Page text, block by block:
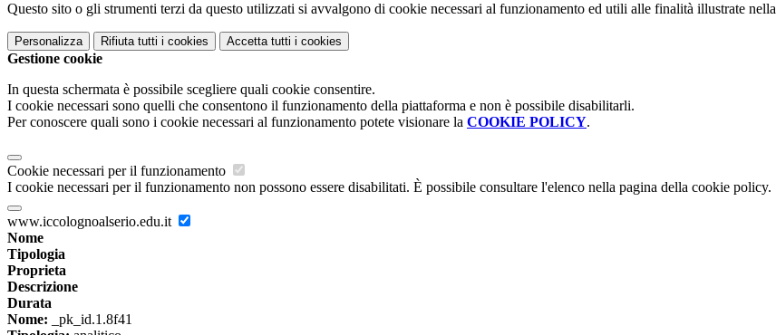
Questo sito o gli strumenti terzi da questo utilizzati si avvalgono di cookie necessari al funzionamento ed utili alle finalità illustrate nella
Personalizza Rifiuta tutti i cookies Accetta tutti i cookies
Gestione cookie
In questa schermata è possibile scegliere quali cookie consentire.
I cookie necessari sono quelli che consentono il funzionamento della piattaforma e non è possibile disabilitarli.
Per conoscere quali sono i cookie necessari al funzionamento potete visionare la COOKIE POLICY.
Cookie necessari per il funzionamento
I cookie necessari per il funzionamento non possono essere disabilitati. È possibile consultare l'elenco nella pagina della cookie policy.
www.iccolognoalserio.edu.it
Nome
Tipologia
Proprieta
Descrizione
Durata
Nome: _pk_id.1.8f41